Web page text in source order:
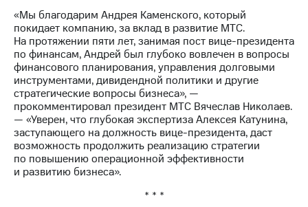
акционера
Акционерный
капитал
Контроль
и
аудит
Рынок
акций
Описание
Программа
приобретения
Порядок
«Мы благодарим Андрея Каменского, который
покидает компанию, за вклад в развитие МТС.
На протяжении пяти лет, занимая пост вице-президента
по финансам, Андрей был глубоко вовлечен в вопросы
финансового планирования, управления долговыми
инструментами, дивидендной политики и другие
стратегические вопросы бизнеса», —
прокомментировал президент МТС Вячеслав Николаев.
— «Уверен, что глубокая экспертиза Алексея Катунина,
заступающего на должность вице-президента, даст
возможность продолжить реализацию стратегии
по повышению операционной эффективности
и развитию бизнеса».
* * *